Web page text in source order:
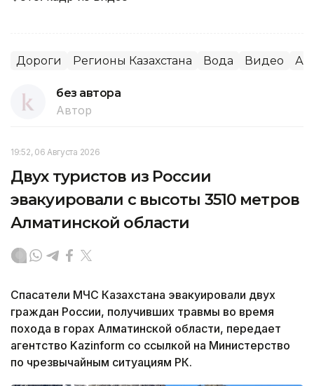
Дороги Регионы Казахстана Вода Видео
без автора
Автор
19:52, 06 Августа 2026
Двух туристов из России
эвакуировали с высоты 3510 метров
Алматинской области
Спасатели МЧС Казахстана эвакуировали двух
граждан России, получивших травмы во время
похода в горах Алматинской области, передает
агентство Kazinform со ссылкой на Министерство
по чрезвычайным ситуациям РК.